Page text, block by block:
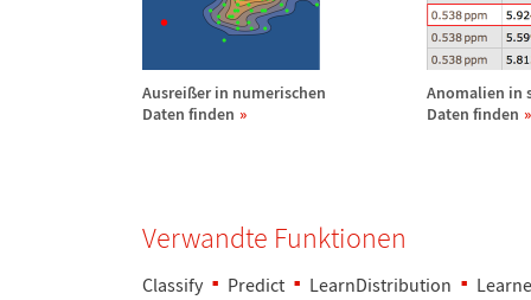
Ausreißer in numerischen
Daten finden
Anomalien in
Daten finden
Verwandte Funktionen
Classify Predict LearnDistribution